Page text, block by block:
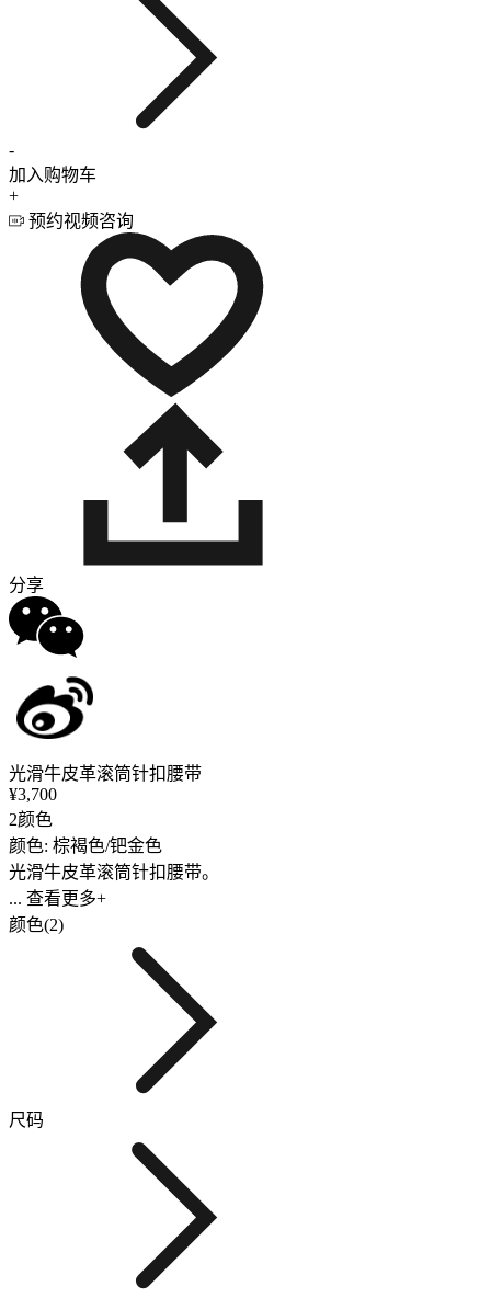
-
加入购物车
+
预约视频咨询
分享
光滑牛皮革滚筒针扣腰带
¥3,700
2颜色
颜色: 棕褐色/钯金色
光滑牛皮革滚筒针扣腰带。
... 查看更多+
颜色(2)
尺码